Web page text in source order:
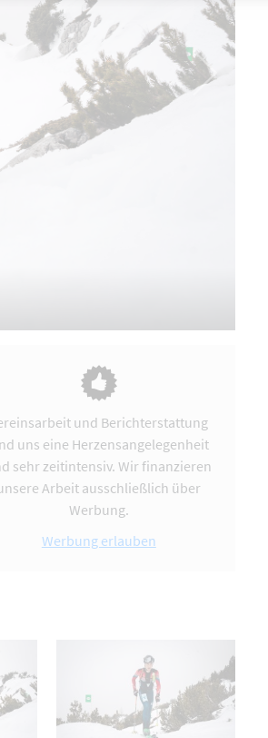
und Berichterstattung
uns eine Herzensangelegenheit
sehr zeitintensiv. Wir finanzieren
Arbeit ausschließlich über
Werbung.
Werbung erlauben